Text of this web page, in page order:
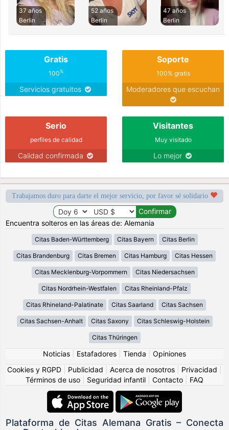
37 años
Berlin
52 años
Berlin
47 años
Berlin
Gratis
100%
Servicios gratuitos
Soporte
100% gratis
Moderadores que escuchan
Serio
perfiles de calidad
Calidad confirmada
Visitantes
Muy visitado
Lo mejor
Trabajamos duro para darte el mejor servicio, por favor sé solidario
Encuentra solteros en las áreas de: Alemania
Citas Baden-Württemberg Citas Bayern Citas Berlin
Citas Brandenburg Citas Bremen Citas Hamburg Citas Hessen
Citas Mecklenburg-Vorpommern Citas Niedersachsen
Citas Nordrhein-Westfalen Citas Rheinland-Pfalz
Citas Rhineland-Palatinate Citas Saarland Citas Sachsen
Citas Sachsen-Anhalt Citas Saxony Citas Schleswig-Holstein
Citas Thüringen
Noticias Estafadores Tienda
Opiniones
Cookies y RGPD
Publicidad Acerca de nosotros Privacidad
Términos de uso
Seguridad infantil Contacto FAQ
Plataforma de Citas Alemana Gratis – Conecta